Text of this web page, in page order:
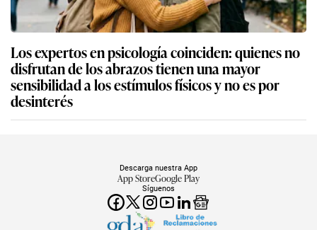
Los expertos en psicología coinciden: quienes no
disfrutan de los abrazos tienen una mayor
sensibilidad a los estímulos físicos y no es por
desinterés
Síguenos
Descarga nuestra App
App StoreGoogle Play